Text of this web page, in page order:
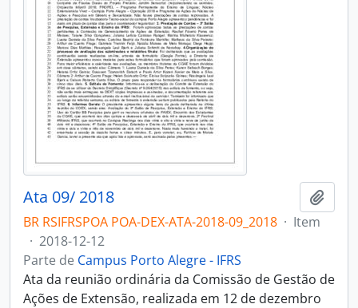
Ata 09/ 2018
BR RSIFRSPOA POA-DEX-ATA-2018-09_2018 · Item
· 2018-12-12
Parte de Campus Porto Alegre - IFRS
Ata da reunião ordinária da Comissão de Gestão de
Ações de Extensão, realizada em 12 de dezembro